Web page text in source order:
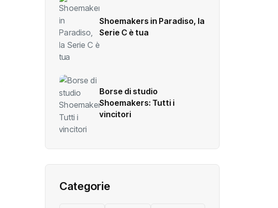
Shoemakers in Paradiso, la
Serie C è tua
Borse di studio
Shoemakers: Tutti i
vincitori
Categorie